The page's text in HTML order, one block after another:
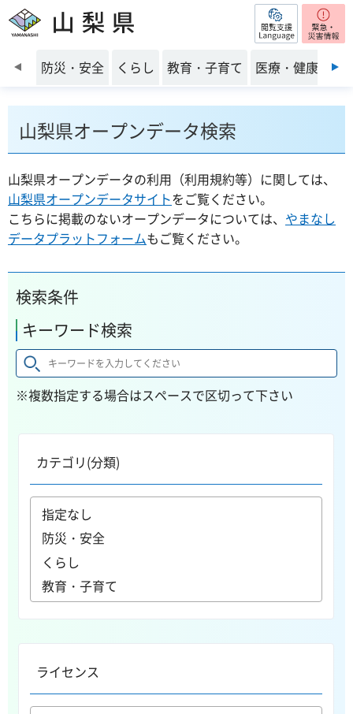
山梨県 閲覧支援
前のスライドを表示
防災・安全 くらし 教育・子育て 医療・健康・福
山梨県オープンデータ検索
山梨県オープンデータの利用（利用規約等）に関しては、
山梨県オープンデータサイトをご覧ください。
こちらに掲載のないオープンデータについては、 やまなし
データプラットフォームもご覧ください。
検索条件
キーワード検索
※複数指定する場合はスペースで区切って下さい
カテゴリ(分類)
ライセンス